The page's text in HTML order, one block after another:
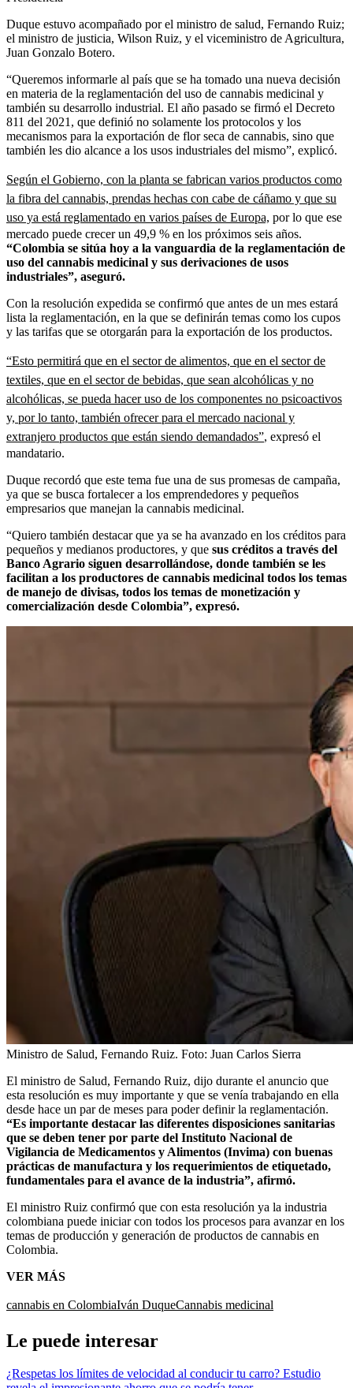
Duque estuvo acompañado por el ministro de salud, Fernando Ruiz;
el ministro de justicia, Wilson Ruiz, y el viceministro de Agricultura,
Juan Gonzalo Botero.
“Queremos informarle al país que se ha tomado una nueva decisión
en materia de la reglamentación del uso de cannabis medicinal y
también su desarrollo industrial. El año pasado se firmó el Decreto
811 del 2021, que definió no solamente los protocolos y los
mecanismos para la exportación de flor seca de cannabis, sino que
también les dio alcance a los usos industriales del mismo”, explicó.
Según el Gobierno, con la planta se fabrican varios productos como
la fibra del cannabis, prendas hechas con cabe de cáñamo y que su
uso ya está reglamentado en varios países de Europa, por lo que ese
mercado puede crecer un 49,9 % en los próximos seis años.
“Colombia se sitúa hoy a la vanguardia de la reglamentación de
uso del cannabis medicinal y sus derivaciones de usos
industriales”, aseguró.
Con la resolución expedida se confirmó que antes de un mes estará
lista la reglamentación, en la que se definirán temas como los cupos
y las tarifas que se otorgarán para la exportación de los productos.
“Esto permitirá que en el sector de alimentos, que en el sector de
textiles, que en el sector de bebidas, que sean alcohólicas y no
alcohólicas, se pueda hacer uso de los componentes no psicoactivos
y, por lo tanto, también ofrecer para el mercado nacional y
extranjero productos que están siendo demandados”, expresó el
mandatario.
Duque recordó que este tema fue una de sus promesas de campaña,
ya que se busca fortalecer a los emprendedores y pequeños
empresarios que manejan la cannabis medicinal.
“Quiero también destacar que ya se ha avanzado en los créditos para
pequeños y medianos productores, y que sus créditos a través del
Banco Agrario siguen desarrollándose, donde también se les
facilitan a los productores de cannabis medicinal todos los temas
de manejo de divisas, todos los temas de monetización y
comercialización desde Colombia”, expresó.
Ministro de Salud, Fernando Ruiz. Foto: Juan Carlos Sierra
El ministro de Salud, Fernando Ruiz, dijo durante el anuncio que
esta resolución es muy importante y que se venía trabajando en ella
desde hace un par de meses para poder definir la reglamentación.
“Es importante destacar las diferentes disposiciones sanitarias
que se deben tener por parte del Instituto Nacional de
Vigilancia de Medicamentos y Alimentos (Invima) con buenas
prácticas de manufactura y los requerimientos de etiquetado,
fundamentales para el avance de la industria”, afirmó.
El ministro Ruiz confirmó que con esta resolución ya la industria
colombiana puede iniciar con todos los procesos para avanzar en los
temas de producción y generación de productos de cannabis en
Colombia.
VER MÁS
cannabis en ColombiaIván DuqueCannabis medicinal
Le puede interesar
¿Respetas los límites de velocidad al conducir tu carro? Estudio